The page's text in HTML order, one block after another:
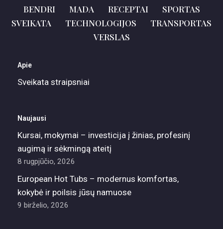
BENDRI MADA RECEPTAI
SPORTAS
SVEIKATA
TECHNOLOGIJOS
TRANSPORTAS
VERSLAS
Apie
Sveikata straipsniai
Naujausi
Kursai, mokymai – investicija į žinias, profesinį
augimą ir sėkmingą ateitį
8 rugpjūčio, 2026
European Hot Tubs – modernus komfortas,
kokybė ir poilsis jūsų namuose
9 birželio, 2026